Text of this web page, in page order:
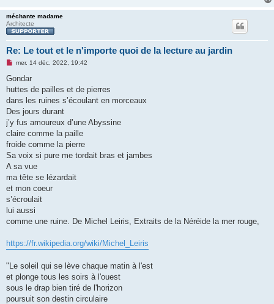
n
l
u
méchante madame
Architecte
Re: Le tout et le n'importe quoi de la lecture au jardin
M
s
a
g
n
o
l
u
mer. 14 déc. 2022, 19:42
Gondar
huttes de pailles et de pierres
dans les ruines s’écoulant en morceaux
Des jours durant
j’y fus amoureux d’une Abyssine
claire comme la paille
froide comme la pierre
Sa voix si pure me tordait bras et jambes
A sa vue
ma tête se lézardait
et mon coeur
s’écroulait
lui aussi
comme une ruine. De Michel Leiris, Extraits de la Néréide la mer rouge,
https://fr.wikipedia.org/wiki/Michel_Leiris
"Le soleil qui se lève chaque matin à l'est
et plonge tous les soirs à l'ouest
sous le drap bien tiré de l'horizon
poursuit son destin circulaire